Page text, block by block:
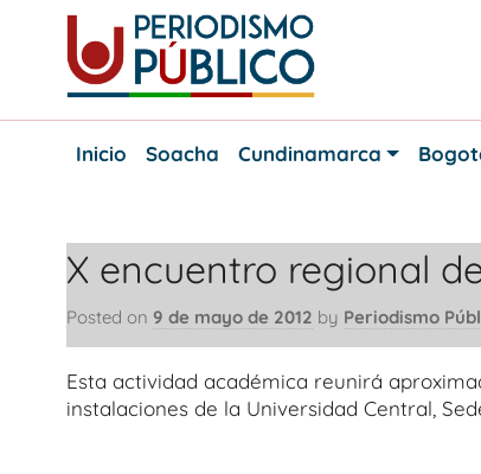
content
Periodismo
Noticias
Bogotá
y
Inicio
Soacha Cundinamarca
X encuentro regional
Posted on 9 de mayo de 2012 by Periodismo
Esta actividad académica reunirá
instalaciones de la Universidad Central,